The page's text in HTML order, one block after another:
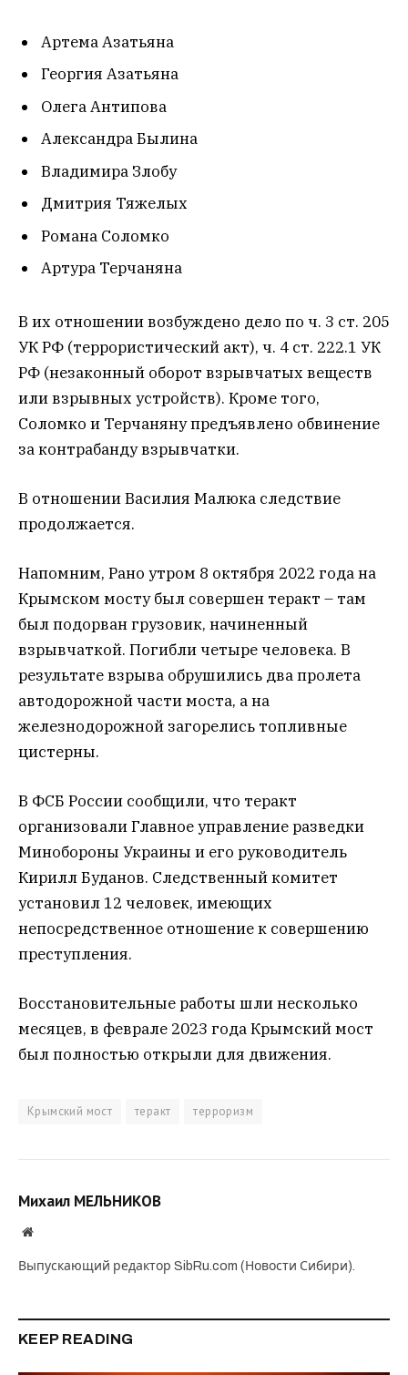
Артема Азатьяна
Георгия Азатьяна
Олега Антипова
Александра Былина
Владимира Злобу
Дмитрия Тяжелых
Романа Соломко
Артура Терчаняна
В их отношении возбуждено дело по ч. 3 ст. 205
УК РФ (террористический акт), ч. 4 ст. 222.1 УК
РФ (незаконный оборот взрывчатых веществ
или взрывных устройств). Кроме того,
Соломко и Терчаняну предъявлено обвинение
за контрабанду взрывчатки.
В отношении Василия Малюка следствие
продолжается.
Напомним, Рано утром 8 октября 2022 года на
Крымском мосту был совершен теракт – там
был подорван грузовик, начиненный
взрывчаткой. Погибли четыре человека. В
результате взрыва обрушились два пролета
автодорожной части моста, а на
железнодорожной загорелись топливные
цистерны.
В ФСБ России сообщили, что теракт
организовали Главное управление разведки
Минобороны Украины и его руководитель
Кирилл Буданов. Следственный комитет
установил 12 человек, имеющих
непосредственное отношение к совершению
преступления.
Восстановительные работы шли несколько
месяцев, в феврале 2023 года Крымский мост
был полностью открыли для движения.
Крымский мост теракт терроризм
Михаил МЕЛЬНИКОВ
Website
Выпускающий редактор SibRu.com (Новости Сибири).
KEEP READING